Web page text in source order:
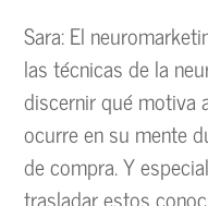
Sara: El
las técnicas de la
discernir qué motiva
ocurre en su mente
de compra. Y